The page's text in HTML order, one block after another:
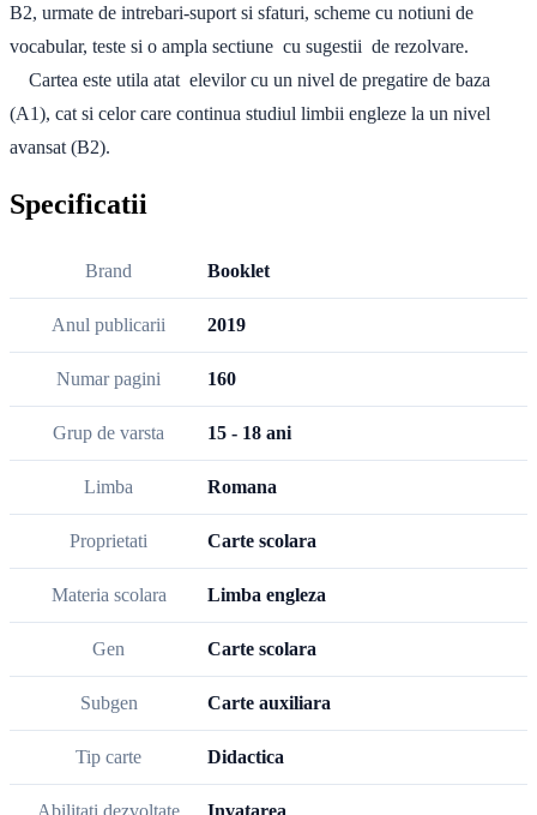
B2, urmate de intrebari-suport si sfaturi, scheme cu notiuni de
vocabular, teste si o ampla sectiune cu sugestii de rezolvare.
Cartea este utila atat elevilor cu un nivel de pregatire de baza
(A1), cat si celor care continua studiul limbii engleze la un nivel
avansat (B2).
Specificatii
Brand Booklet
Anul publicarii 2019
Numar pagini 160
Grup de varsta 15 - 18 ani
Limba Romana
Proprietati Carte scolara
Materia scolara Limba engleza
Gen Carte scolara
Subgen Carte auxiliara
Tip carte Didactica
Abilitati dezvoltate Invatarea